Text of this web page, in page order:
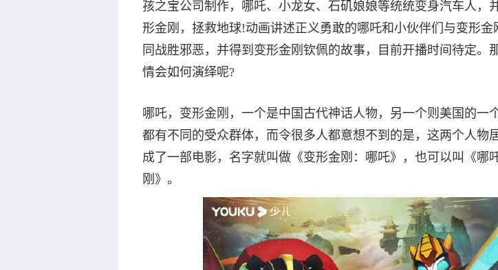
孩之宝公司制作，哪吒、小龙女、石矶娘娘等统统变身汽车人，
形金刚，拯救地球!动画讲述正义勇敢的哪吒和小伙伴们与变形金
同战胜邪恶，并得到变形金刚钦佩的故事，目前开播时间待定。
情会如何演绎呢?
哪吒，变形金刚，一个是中国古代神话人物，另一个则美国的一
都有不同的受众群体，而令很多人都意想不到的是，这两个人物
成了一部电影，名字就叫做《变形金刚：哪吒》，也可以叫《哪
刚》。